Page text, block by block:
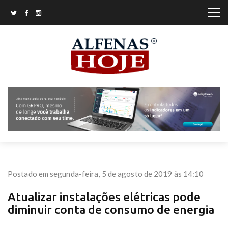
Postado em segunda-feira, 5 de agosto de 2019 às 14:10
Atualizar instalações elétricas pode
diminuir conta de consumo de energia